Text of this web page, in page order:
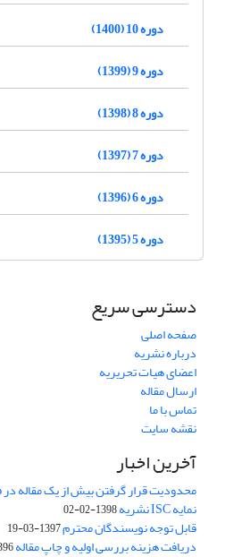
دوره 10 (1400)
دوره 9 (1399)
دوره 8 (1398)
دوره 7 (1397)
دوره 6 (1396)
دوره 5 (1395)
دسترسی سریع
صفحه اصلی
درباره نشریه
اعضای هیات تحریریه
ارسال مقاله
تماس با ما
نقشه سایت
آخرین اخبار
محدودیت قرار گرفتن بیش از یک مقاله در
نمایه ISC نشریه 1398-02-02
قابل توجه نویسندگان محترم1397-03-19
دریافت هزینه بررسی اولیه و چاپ مقاله06